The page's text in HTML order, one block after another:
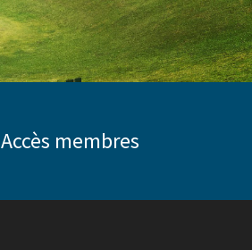
Accès membres